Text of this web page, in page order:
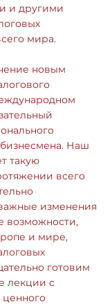
и другими
мира.
новым
Наш
такую
всего
изменения
возможности,
и мире,
готовим
лекции с